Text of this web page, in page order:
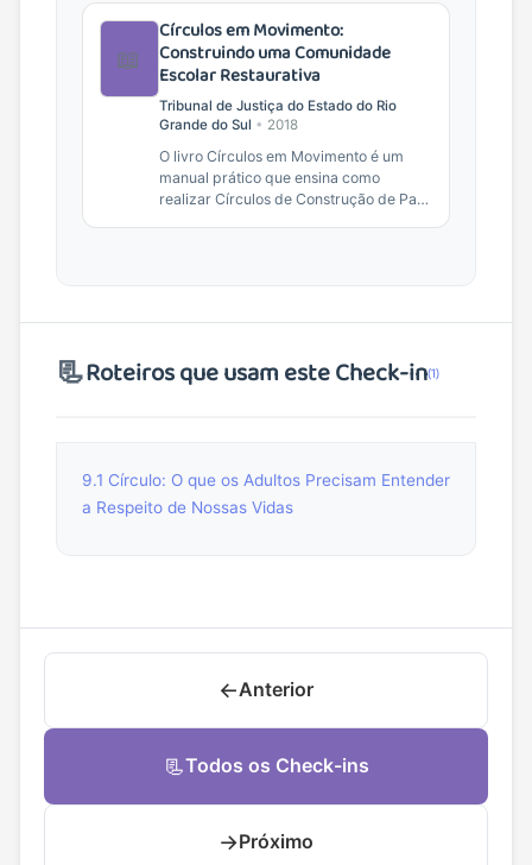
📖
Círculos em Movimento:
Construindo uma Comunidade
Escolar Restaurativa
Tribunal de Justiça do Estado do Rio
Grande do Sul • 2018
O livro Círculos em Movimento é um
manual prático que ensina como
realizar Círculos de Construção de Paz,
📃Roteiros que usam este Check-in(1)
9.1 Círculo: O que os Adultos Precisam Entender
a Respeito de Nossas Vidas
←Anterior
📃Todos os Check-ins
→Próximo